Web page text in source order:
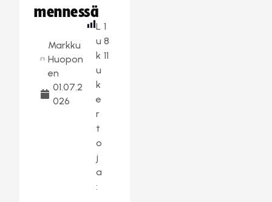
mennessä
Markku
Huopon
en
01.07.2
026
L
u
k
u
k
e
r
t
o
j
a
:
1
8
11